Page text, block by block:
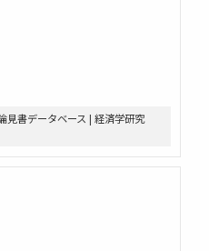
見書データベース | 経済学研究